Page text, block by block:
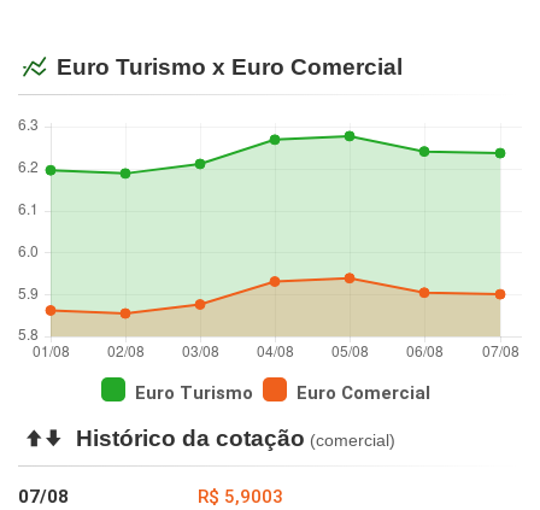
Euro Turismo x Euro Comercial
Euro Turismo Euro Comercial
Histórico da cotação (comercial)
07/08
R$ 5,9003